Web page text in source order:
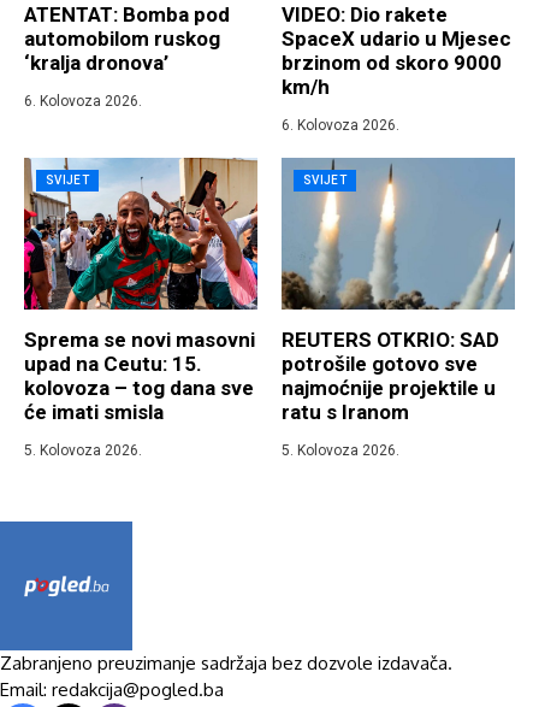
ATENTAT: Bomba pod
automobilom ruskog
‘kralja dronova’
6. Kolovoza 2026.
VIDEO: Dio rakete
SpaceX udario u Mjesec
brzinom od skoro 9000
km/h
6. Kolovoza 2026.
SVIJET
Sprema se novi masovni
upad na Ceutu: 15.
kolovoza – tog dana sve
će imati smisla
5. Kolovoza 2026.
SVIJET
REUTERS OTKRIO: SAD
potrošile gotovo sve
najmoćnije projektile u
ratu s Iranom
5. Kolovoza 2026.
Zabranjeno preuzimanje sadržaja bez dozvole izdavača.
Email: redakcija@pogled.ba